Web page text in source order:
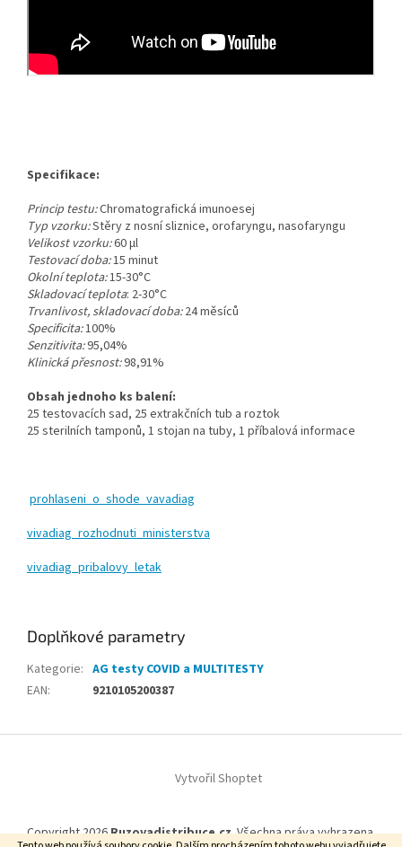
Specifikace:
Princip testu:Chromatografická imunoesej
Typ vzorku:Stěry z nosní sliznice, orofaryngu, nasofaryngu
Velikost vzorku:60 μl
Testovací doba:15 minut
Okolní teplota:15-30°C
Skladovací teplota: 2-30°C
Trvanlivost, skladovací doba: 24 měsíců
Specificita:100%
Senzitivita:95,04%
Klinická přesnost:98,91%
Obsah jednoho ks balení:
25 testovacích sad, 25 extrakčních tub a roztok
25 sterilních tamponů, 1 stojan na tuby, 1 příbalová informace
prohlaseni_o_shode_vavadiag
vivadiag_rozhodnuti_ministerstva
vivadiag_pribalovy_letak
Doplňkové parametry
Kategorie: AG testy COVID a MULTITESTY
EAN: 9210105200387
Vytvořil Shoptet
Copyright 2026Ruzovadistribuce.cz. Všechna práva vyhrazena.